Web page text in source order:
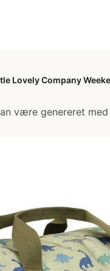
Lovely Company
være genereret